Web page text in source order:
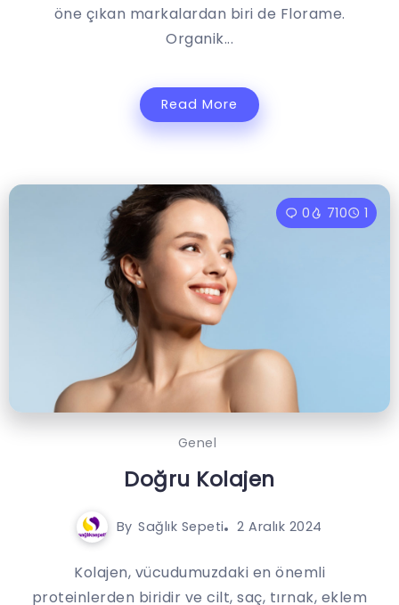
öne çıkan markalardan biri de Florame.
Organik...
Read More
0 710 1
Genel
Doğru Kolajen
By Sağlık Sepeti 2 Aralık 2024
Kolajen, vücudumuzdaki en önemli
proteinlerden biridir ve cilt, saç, tırnak, eklem